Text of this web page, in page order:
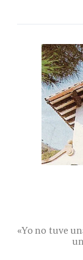
«Yo no tuve